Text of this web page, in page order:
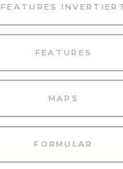
FEATURES
FEATURES
MAPS
FORMULAR